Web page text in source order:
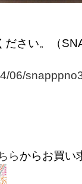
ださい。（
06/
らからお買い